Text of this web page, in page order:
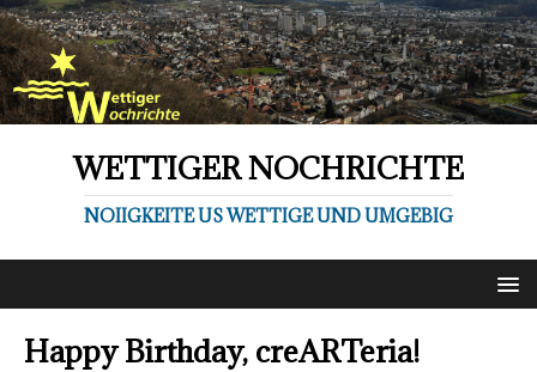
WETTIGER NOCHRICHTE
NOIIGKEITE US WETTIGE UND UMGEBIG
Happy Birthday, creARTeria!